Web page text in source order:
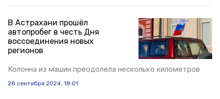
В Астрахани прошёл
автопробег в честь Дня
воссоединения новых
регионов
Колонна из машин преодолела несколько километров
28 сентября 2024, 18:01